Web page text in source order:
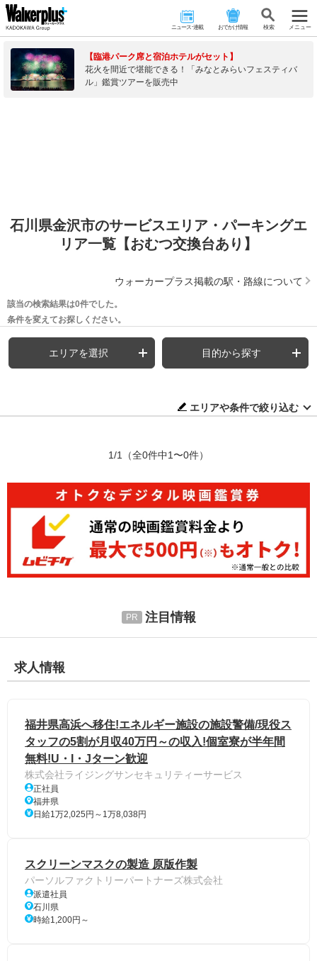
ニュース･連載 おでかけ情報 検 索 メニュー
【臨港パーク席と宿泊ホテルがセット】
花火を間近で堪能できる！「みなとみらいフェスティバ
ル」鑑賞ツアーを販売中
石川県金沢市のサービスエリア・パーキングエ
リア一覧【おむつ交換台あり】
ウォーカープラス掲載の駅・路線について
該当の検索結果は0件でした。
条件を変えてお探しください。
エリアを選択 目的から探す
エリアや条件で絞り込む
1/1 （全0件中1〜0件）
注目情報
求人情報
福井県高浜へ移住!エネルギー施設の施設警備/現役ス
タッフの5割が月収40万円～の収入!個室寮が半年間
無料!U・I・Jターン歓迎
株式会社ライジングサンセキュリティーサービス
正社員
福井県
日給1万2,025円～1万8,038円
スクリーンマスクの製造 原版作製
パーソルファクトリーパートナーズ株式会社
派遣社員
石川県
時給1,200円～